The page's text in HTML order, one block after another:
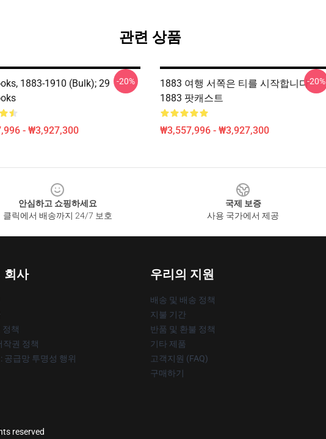
관련 상품
1883-1910 (bulk); 29
- ₩3,927,300
-20%
1883 여행 서쪽은 티를 시작합니다
1883 팟캐스트
₩3,557,996 - ₩3,927,300
-20%
안심하고 쇼핑하세요
클릭에서 배송까지 24/7 보호
국제 보증
사용 국가에서 제공
회사
정책
작권 정책
공급망 투명성 행위
우리의 지원
배송 및 배송 정책
지불 기간
반품 및 환불 정책
기타 제품
고객지원 (FAQ)
구매하기
reserved